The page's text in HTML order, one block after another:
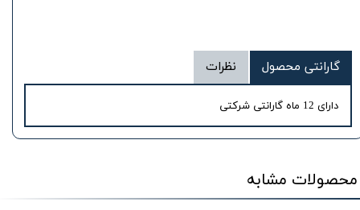
گارانتی محصول نظرات
دارای 12 ماه گارانتی شرکتی
محصولات مشابه